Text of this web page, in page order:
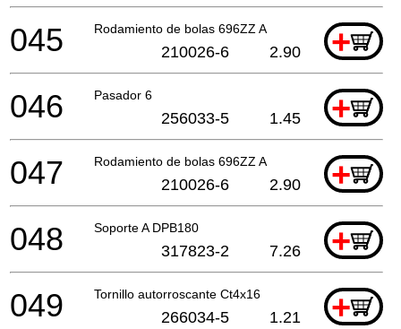
Rodamiento de bolas 696ZZ A +
045 210026-6 2.90
Pasador 6 +
046 256033-5 1.45
Rodamiento de bolas 696ZZ A +
047 210026-6 2.90
Soporte A DPB180 +
048 317823-2 7.26
Tornillo autorroscante Ct4x16 +
049 266034-5 1.21